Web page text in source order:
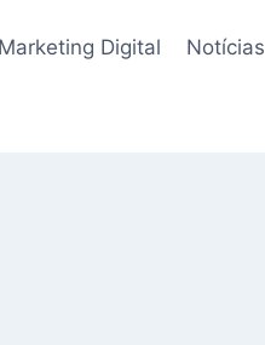
Marketing Digital Notícias